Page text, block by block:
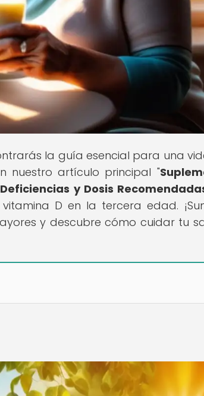
la guía esencial para una
nuestro artículo principal "
y Dosis
D en la tercera edad.
y descubre cómo cuidar tu